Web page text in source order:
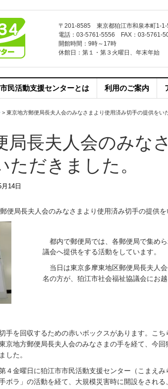
〒201-8585 東京都狛江市和泉本町1-
電話：03-5761-5556 FAX：03-5761-
開館時間：9時～17時
休館日：第１・第３火曜日、年末年始
市民活動支援センターとは 利用のご案内
> 東京地方郵便局長夫人会のみなさまより使用済み切手の提供をい
局長夫人会のみな
ただきました。
14日
6
局長夫人会のみなさまより使用済み切手の提供を
都内で郵便局では、各郵便局で集め
議会へ提供をする活動をしています。
当日は東京多摩東地区郵便局長夫人
名の方が、狛江市社会福祉協議会にお越
手を回収するための赤いボックスがあります。こち
京地方郵便局長夫人会のみなさまの手を経て、今回
した。
４金曜日に狛江市市民活動支援センター（こまえみ
ボラ」の活動を経て、大規模災害時に開設をされる、